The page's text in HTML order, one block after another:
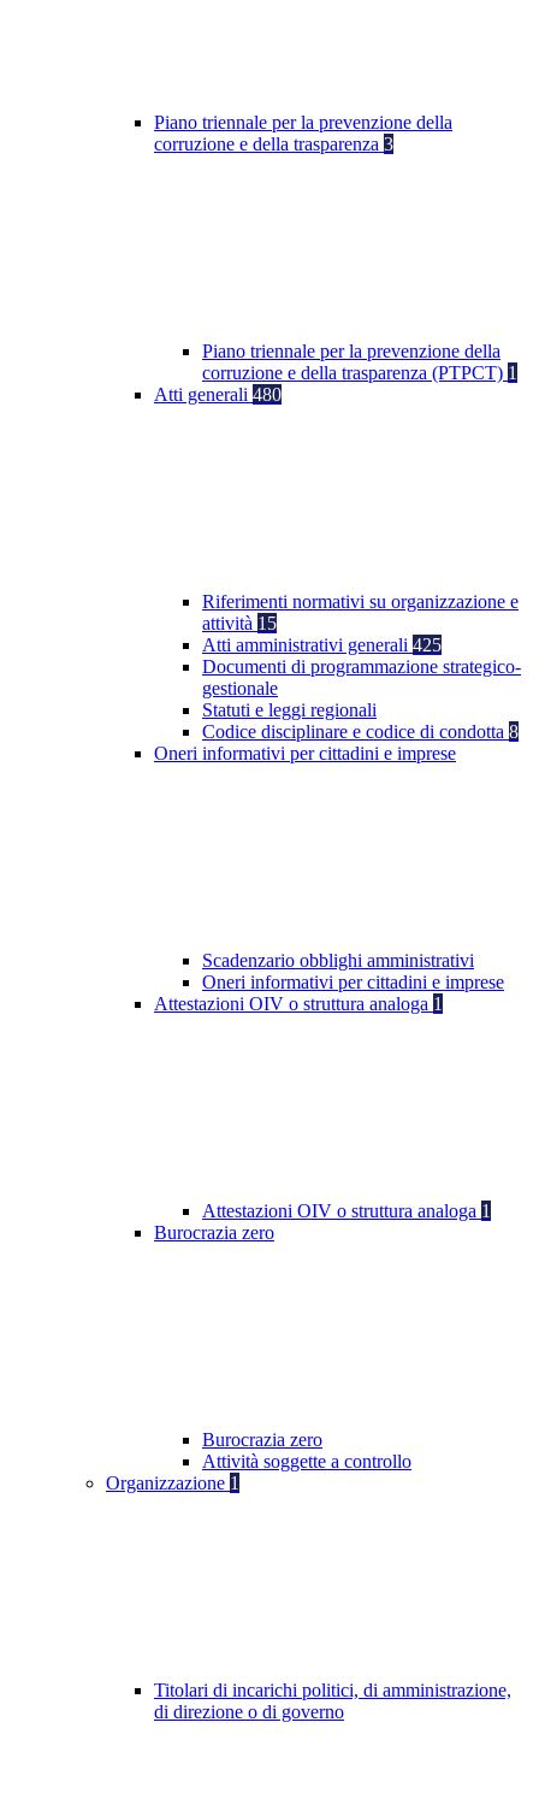
Piano triennale per la prevenzione della
corruzione e della trasparenza 3
Piano triennale per la prevenzione della
corruzione e della trasparenza (PTPCT) 1
Atti generali 480
Riferimenti normativi su organizzazione e
attività 15
Atti amministrativi generali 425
Documenti di programmazione strategico-
gestionale
Statuti e leggi regionali
Codice disciplinare e codice di condotta 8
Oneri informativi per cittadini e imprese
Scadenzario obblighi amministrativi
Oneri informativi per cittadini e imprese
Attestazioni OIV o struttura analoga 1
Attestazioni OIV o struttura analoga 1
Burocrazia zero
Burocrazia zero
Attività soggette a controllo
Organizzazione 1
Titolari di incarichi politici, di amministrazione,
di direzione o di governo